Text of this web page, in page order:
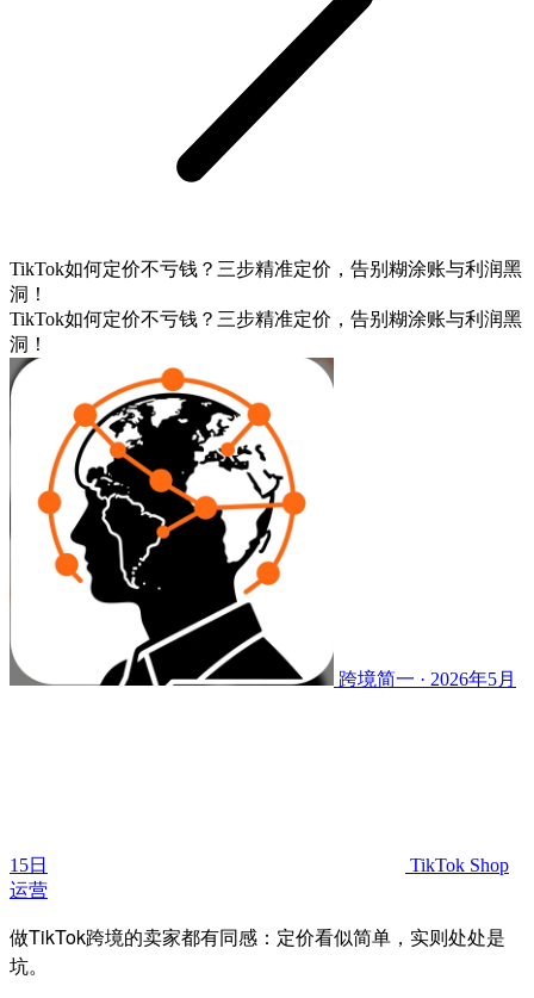
TikTok如何定价不亏钱？三步精准定价，告别糊涂账与利润黑
洞！
TikTok如何定价不亏钱？三步精准定价，告别糊涂账与利润黑
洞！
跨境简一 · 2026年5月
15日
TikTok Shop
运营
做TikTok跨境的卖家都有同感：定价看似简单，实则处处是
坑。